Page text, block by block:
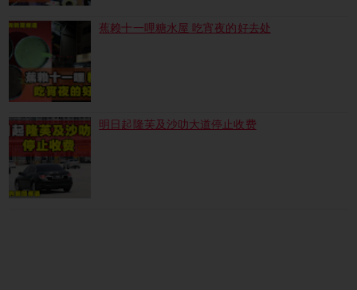
蕉赖十一哩糖水屋 吃宵夜的好去处
明日起隆芙及沙叻大道停止收费